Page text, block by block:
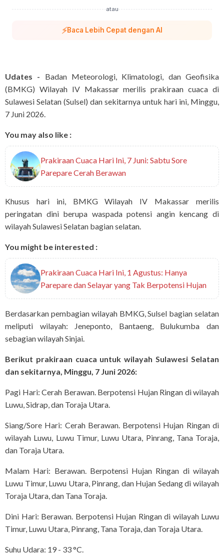
atau
⚡Baca Lebih Cepat dengan AI
Udates - Badan Meteorologi, Klimatologi, dan Geofisika
(BMKG) Wilayah IV Makassar merilis prakiraan cuaca di
Sulawesi Selatan (Sulsel) dan sekitarnya untuk hari ini, Minggu,
7 Juni 2026.
You may also like :
Prakiraan Cuaca Hari Ini, 7 Juni: Sabtu Sore
Parepare Cerah Berawan
Khusus hari ini, BMKG Wilayah IV Makassar merilis
peringatan dini berupa waspada potensi angin kencang di
wilayah Sulawesi Selatan bagian selatan.
You might be interested :
Prakiraan Cuaca Hari Ini, 1 Agustus: Hanya
Parepare dan Selayar yang Tak Berpotensi Hujan
Berdasarkan pembagian wilayah BMKG, Sulsel bagian selatan
meliputi wilayah: Jeneponto, Bantaeng, Bulukumba dan
sebagian wilayah Sinjai.
Berikut prakiraan cuaca untuk wilayah Sulawesi Selatan
dan sekitarnya, Minggu, 7 Juni 2026:
Pagi Hari: Cerah Berawan. Berpotensi Hujan Ringan di wilayah
Luwu, Sidrap, dan Toraja Utara.
Siang/Sore Hari: Cerah Berawan. Berpotensi Hujan Ringan di
wilayah Luwu, Luwu Timur, Luwu Utara, Pinrang, Tana Toraja,
dan Toraja Utara.
Malam Hari: Berawan. Berpotensi Hujan Ringan di wilayah
Luwu Timur, Luwu Utara, Pinrang, dan Hujan Sedang di wilayah
Toraja Utara, dan Tana Toraja.
Dini Hari: Berawan. Berpotensi Hujan Ringan di wilayah Luwu
Timur, Luwu Utara, Pinrang, Tana Toraja, dan Toraja Utara.
Suhu Udara: 19 - 33 °C.